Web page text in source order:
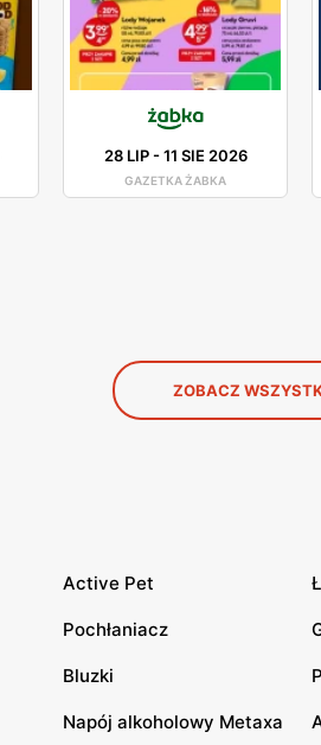
28 LIP-11 SIE 2026
GAZETKA ŻABKA
ZOBACZ
Active Pet
Pochłaniacz
Bluzki
Napój alkoholowy Metaxa